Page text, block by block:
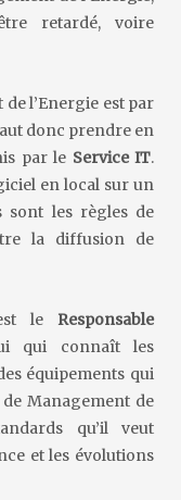
retardé, voire
l’Energie est par
donc prendre en
par le Service IT.
en local sur un
sont les règles de
la diffusion de
le Responsable
qui connaît les
équipements qui
Management de
qu’il veut
et les évolutions